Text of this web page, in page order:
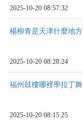
2025-10-20 08:57:32
楊柳青是天津什麼地方
2025-10-20 08:28:24
福州鼓樓哪裡學拉丁舞
2025-10-20 08:15:25